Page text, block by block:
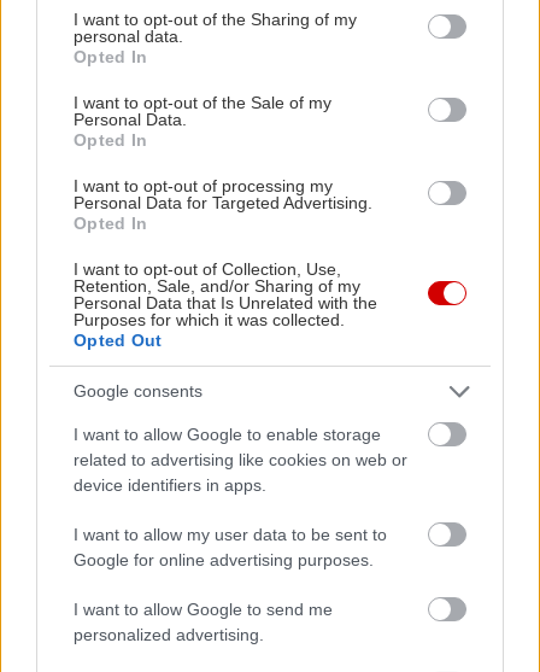
not limited to your visit or usage behaviour. You may click to
grant or deny consent to Google and its third-party tags to
use your data for below specified purposes in below Google
consent section.
I want to opt-out of the Sharing of my
personal data.
Opted In
I want to opt-out of the Sale of my
Personal Data.
Opted In
I want to opt-out of processing my
Personal Data for Targeted Advertising.
Opted In
I want to opt-out of Collection, Use,
Retention, Sale, and/or Sharing of my
Personal Data that Is Unrelated with the
Purposes for which it was collected.
Opted Out
Google consents
I want to allow Google to enable storage
related to advertising like cookies on web or
device identifiers in apps.
I want to allow my user data to be sent to
Google for online advertising purposes.
I want to allow Google to send me
personalized advertising.
ΠροπώλησηMore.com